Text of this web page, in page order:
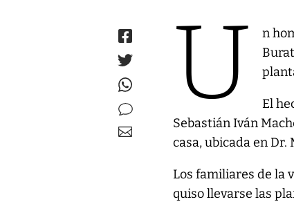
U
n
El
Sebastián Iván
casa, ubicada en
Los familiares de la
quiso llevarse las